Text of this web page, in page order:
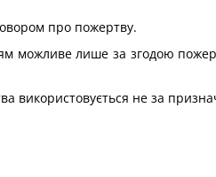
про пожертву.
можливе лише за згодою
використовується не за